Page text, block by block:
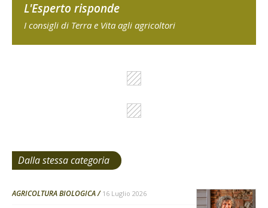
L'Esperto risponde
I consigli di Terra e Vita agli agricoltori
Dalla stessa categoria
AGRICOLTURA BIOLOGICA 16 Luglio 2026